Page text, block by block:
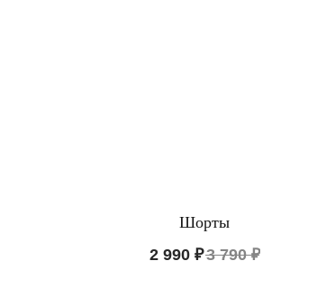
Шорты
2 990 ₽3 790 ₽